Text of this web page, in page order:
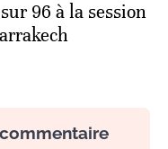
96 à la session
commentaire